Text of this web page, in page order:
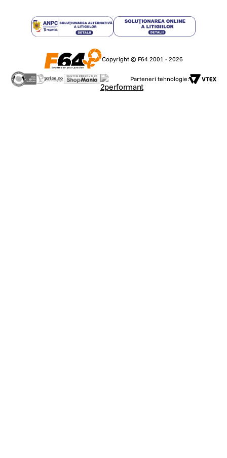
Copyright © F64 2001 - 2026
Parteneri tehnologie: